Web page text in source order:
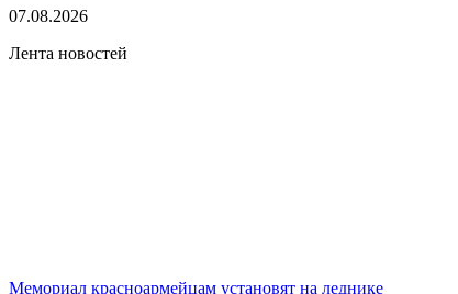
07.08.2026
Лента новостей
Мемориал красноармейцам установят на леднике